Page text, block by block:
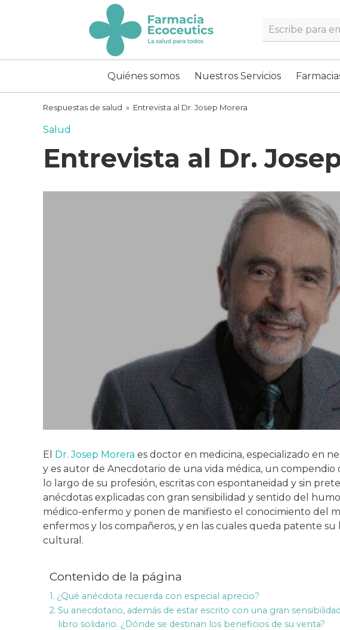
ecoceutics
Search…
Quiénes somos Nuestros Servicios
Respuestas de salud » Entrevista al Dr. Josep Morera
Salud
Entrevista al Dr.
El Dr. Josep Morera es doctor en medicina, especializado en
y es autor de Anecdotario de una vida médica, un compendio
lo largo de su profesión, escritas con espontaneidad y sin
anécdotas explicadas con gran sensibilidad y sentido del
médico-enfermo y ponen de manifiesto el conocimiento del
enfermos y los compañeros, y en las cuales queda patente
cultural.
Contenido de la página
¿Qué anécdota recuerda con especial aprecio?
Su anecdotario, además de estar escrito con una gran
libro solidario. ¿Dónde se destinan los beneficios de su venta?